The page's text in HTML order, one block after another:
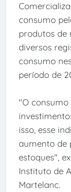
consumo
produtos de
diversos
consumo
período de
"O consumo
isso, esse
aumento de
estoques",
Instituto de
Martelanc.